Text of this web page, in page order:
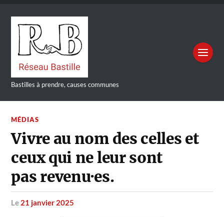
Bastilles à prendre, causes communes
MÉDIAS
Vivre au nom des celles et
ceux qui ne leur sont
pas revenu·es.
le 21 janvier 2025